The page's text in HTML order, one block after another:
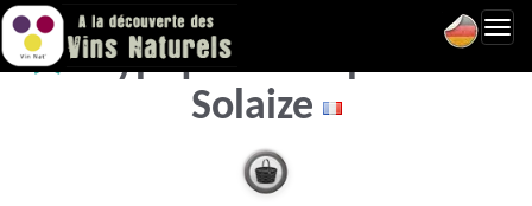
Atypique concept store -
Solaize